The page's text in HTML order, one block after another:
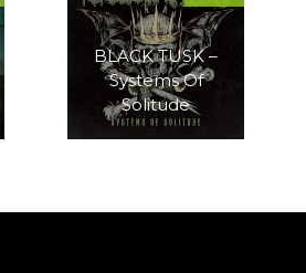
BLACK TUSK –
Systems Of
Solitude